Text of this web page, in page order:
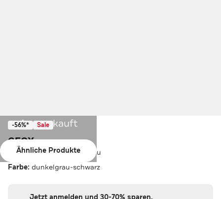
Ausverkauft
Ähnliche Produkte
-56%* Sale
GEOX
Sneaker 'Ravex' dunkelgrau
Farbe: dunkelgrau-schwarz